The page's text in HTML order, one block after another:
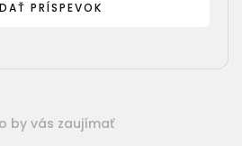
by vás zaujímať